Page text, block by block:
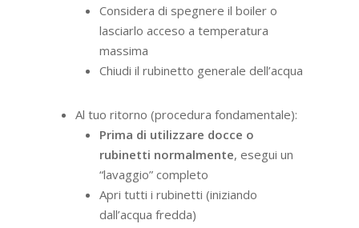
Considera di spegnere il boiler o
lasciarlo acceso a temperatura
massima
Chiudi il rubinetto generale dell’acqua
Al tuo ritorno (procedura fondamentale):
Prima di utilizzare docce o
rubinetti normalmente, esegui un
“lavaggio” completo
Apri tutti i rubinetti (iniziando
dall’acqua fredda)